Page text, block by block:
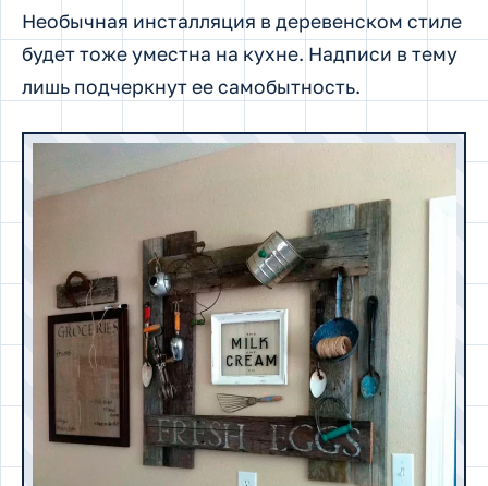
Необычная инсталляция в деревенском стиле
будет тоже уместна на кухне. Надписи в тему
лишь подчеркнут ее самобытность.